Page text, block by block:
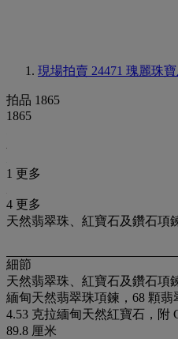
現場拍賣 24471 瑰麗珠
拍品 1865
1865
1 更多
4 更多
天然翡翠珠、紅寶石及鑽石項
細節
天然翡翠珠、紅寶石及鑽石項
緬甸天然翡翠珠項鍊，68 顆翡
4.53 克拉緬甸天然紅寶石，附
89.8 厘米